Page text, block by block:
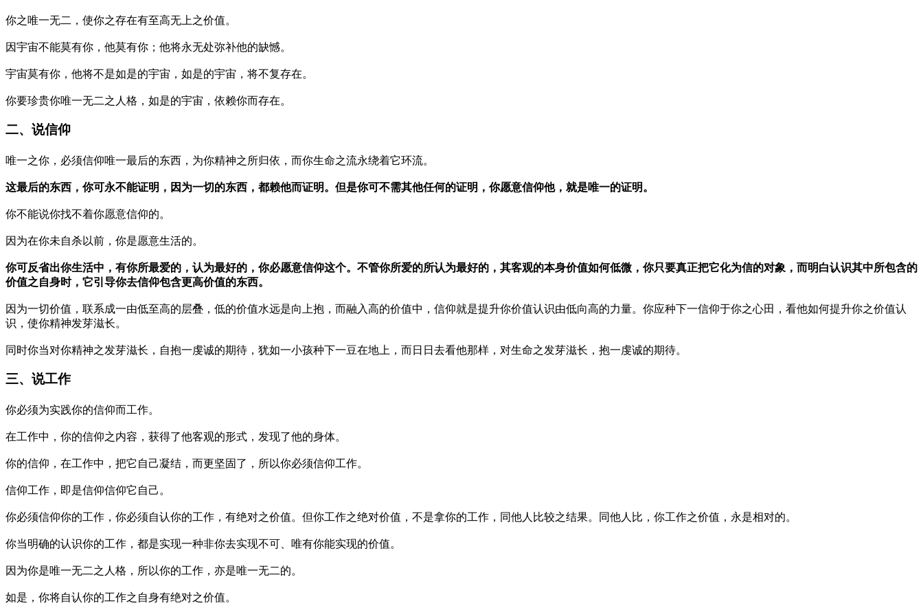
你之唯一无二，使你之存在有至高无上之价值。
因宇宙不能莫有你，他莫有你；他将永无处弥补他的缺憾。
宇宙莫有你，他将不是如是的宇宙，如是的宇宙，将不复存在。
你要珍贵你唯一无二之人格，如是的宇宙，依赖你而存在。
二、说信仰
唯一之你，必须信仰唯一最后的东西，为你精神之所归依，而你生命之流永绕着它环流。
这最后的东西，你可永不能证明，因为一切的东西，都赖他而证明。但是你可不需其他任何的证明，你愿意信仰他，就是唯一的证明。
你不能说你找不着你愿意信仰的。
因为在你未自杀以前，你是愿意生活的。
你可反省出你生活中，有你所最爱的，认为最好的，你必愿意信仰这个。不管你所爱的所认为最好的，其客观的本身价值如何低微，你只要真正把它化为信的对象，而明白认识其中所包含的
价值之自身时，它引导你去信仰包含更高价值的东西。
因为一切价值，联系成一由低至高的层叠，低的价值水远是向上抱，而融入高的价值中，信仰就是提升你价值认识由低向高的力量。你应种下一信仰于你之心田，看他如何提升你之价值认
识，使你精神发芽滋长。
同时你当对你精神之发芽滋长，自抱一虔诚的期待，犹如一小孩种下一豆在地上，而日日去看他那样，对生命之发芽滋长，抱一虔诚的期待。
三、说工作
你必须为实践你的信仰而工作。
在工作中，你的信仰之内容，获得了他客观的形式，发现了他的身体。
你的信仰，在工作中，把它自己凝结，而更坚固了，所以你必须信仰工作。
信仰工作，即是信仰信仰它自己。
你必须信仰你的工作，你必须自认你的工作，有绝对之价值。但你工作之绝对价值，不是拿你的工作，同他人比较之结果。同他人比，你工作之价值，永是相对的。
你当明确的认识你的工作，都是实现一种非你去实现不可、唯有你能实现的价值。
因为你是唯一无二之人格，所以你的工作，亦是唯一无二的。
如是，你将自认你的工作之自身有绝对之价值。